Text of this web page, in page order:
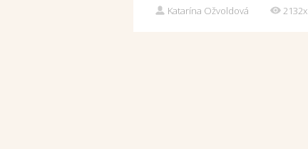
Katarína Ožvoldová 2132x